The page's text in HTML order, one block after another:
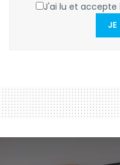
J'ai lu et accepte
JE